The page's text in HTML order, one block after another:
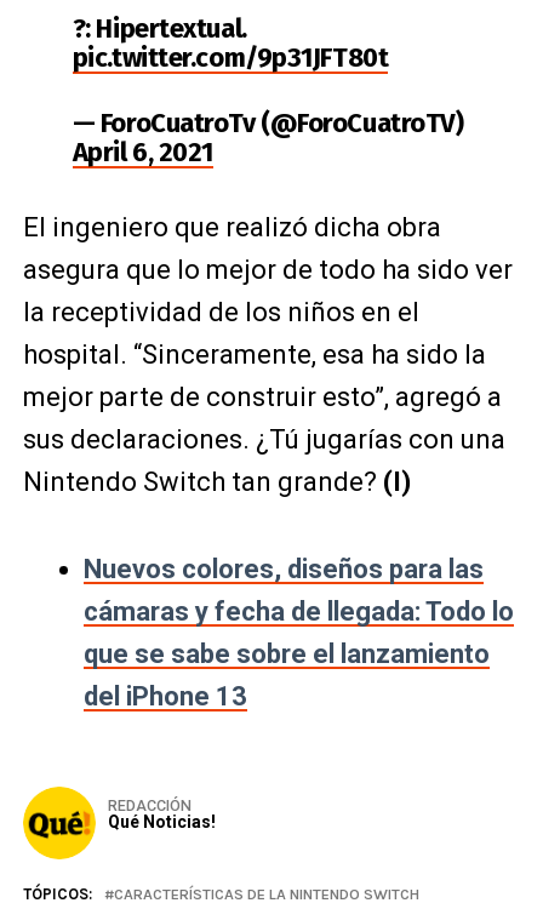
?: Hipertextual.
pic.twitter.com/9p31JFT80t
— ForoCuatroTv (@ForoCuatroTV)
April 6, 2021
El ingeniero que realizó dicha obra
asegura que lo mejor de todo ha sido ver
la receptividad de los niños en el
hospital. “Sinceramente, esa ha sido la
mejor parte de construir esto”, agregó a
sus declaraciones. ¿Tú jugarías con una
Nintendo Switch tan grande? (I)
Nuevos colores, diseños para las
cámaras y fecha de llegada: Todo lo
que se sabe sobre el lanzamiento
del iPhone 13
REDACCIÓN
Qué Noticias!
TÓPICOS: CARACTERÍSTICAS DE LA NINTENDO SWITCH